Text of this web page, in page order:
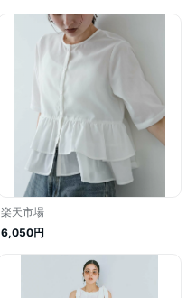
楽天市場
6,050円